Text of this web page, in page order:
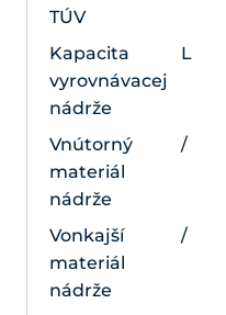
TÚV
Kapacita
vyrovnávacej
nádrže
L
Vnútorný
materiál
nádrže
/
Vonkajší
materiál
nádrže
/